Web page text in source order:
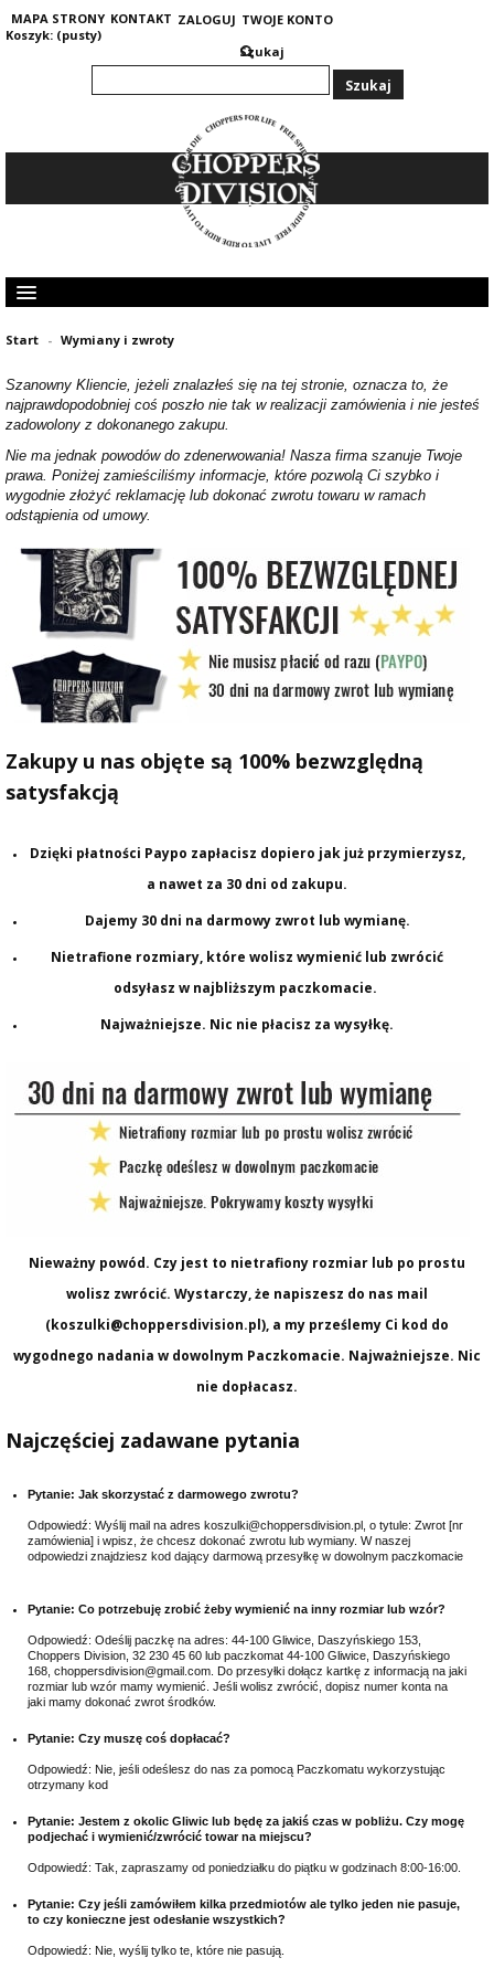
MAPA STRONY KONTAKT ZALOGUJ TWOJE KONTO
Koszyk: (pusty)
Szukaj
KOLEKCJA DAMSKA
OPINIE KLIENTÓW
Start - Wymiany i zwroty
Szanowny Kliencie, jeżeli znalazłeś się na tej stronie, oznacza to, że
najprawdopodobniej coś poszło nie tak w realizacji zamówienia i nie jesteś
zadowolony z dokonanego zakupu.
Nie ma jednak powodów do zdenerwowania! Nasza firma szanuje Twoje
prawa. Poniżej zamieściliśmy informacje, które pozwolą Ci szybko i
wygodnie złożyć reklamację lub dokonać zwrotu towaru w ramach
odstąpienia od umowy.
Zakupy u nas objęte są 100% bezwzględną
satysfakcją
Dzięki płatności Paypo zapłacisz dopiero jak już przymierzysz,
a nawet za 30 dni od zakupu.
Dajemy 30 dni na darmowy zwrot lub wymianę.
Nietrafione rozmiary, które wolisz wymienić lub zwrócić
odsyłasz w najbliższym paczkomacie.
Najważniejsze. Nic nie płacisz za wysyłkę.
Nieważny powód. Czy jest to nietrafiony rozmiar lub po prostu
wolisz zwrócić. Wystarczy, że napiszesz do nas mail
(koszulki@choppersdivision.pl), a my prześlemy Ci kod do
wygodnego nadania w dowolnym Paczkomacie. Najważniejsze. Nic
nie dopłacasz.
Najczęściej zadawane pytania
Pytanie: Jak skorzystać z darmowego zwrotu?
Odpowiedź: Wyślij mail na adres koszulki@choppersdivision.pl, o tytule: Zwrot [nr
zamówienia] i wpisz, że chcesz dokonać zwrotu lub wymiany. W naszej
odpowiedzi znajdziesz kod dający darmową przesyłkę w dowolnym paczkomacie
Pytanie: Co potrzebuję zrobić żeby wymienić na inny rozmiar lub wzór?
Odpowiedź: Odeślij paczkę na adres: 44-100 Gliwice, Daszyńskiego 153,
Choppers Division, 32 230 45 60 lub paczkomat 44-100 Gliwice, Daszyńskiego
168, choppersdivision@gmail.com. Do przesyłki dołącz kartkę z informacją na jaki
rozmiar lub wzór mamy wymienić. Jeśli wolisz zwrócić, dopisz numer konta na
jaki mamy dokonać zwrot środków.
Pytanie: Czy muszę coś dopłacać?
Odpowiedź: Nie, jeśli odeślesz do nas za pomocą Paczkomatu wykorzystując
otrzymany kod
Pytanie: Jestem z okolic Gliwic lub będę za jakiś czas w pobliżu. Czy mogę
podjechać i wymienić/zwrócić towar na miejscu?
Odpowiedź: Tak, zapraszamy od poniedziałku do piątku w godzinach 8:00-16:00.
Pytanie: Czy jeśli zamówiłem kilka przedmiotów ale tylko jeden nie pasuje,
to czy konieczne jest odesłanie wszystkich?
Odpowiedź: Nie, wyślij tylko te, które nie pasują.